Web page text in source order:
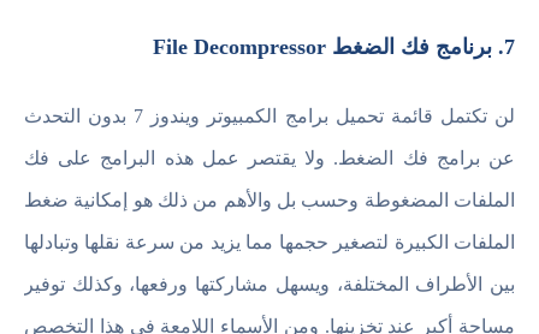
7. برنامج فك الضغط File Decompressor
لن تكتمل قائمة تحميل برامج الكمبيوتر ويندوز 7 بدون التحدث
عن برامج فك الضغط. ولا يقتصر عمل هذه البرامج على فك
الملفات المضغوطة وحسب بل والأهم من ذلك هو إمكانية ضغط
الملفات الكبيرة لتصغير حجمها مما يزيد من سرعة نقلها وتبادلها
بين الأطراف المختلفة، ويسهل مشاركتها ورفعها، وكذلك توفير
مساحة أكبر عند تخزينها. ومن الأسماء اللامعة في هذا التخصص